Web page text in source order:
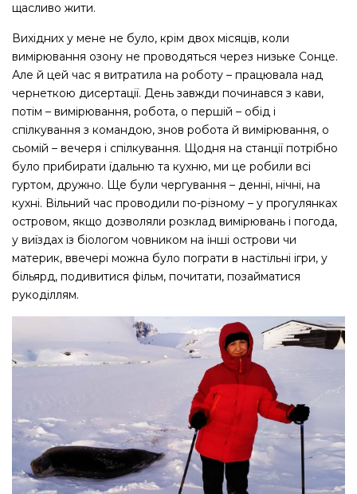
щасливо жити.
Вихідних у мене не було, крім двох місяців, коли
вимірювання озону не проводяться через низьке Сонце.
Але й цей час я витратила на роботу – працювала над
чернеткою дисертації. День завжди починався з кави,
потім – вимірювання, робота, о першій – обід і
спілкування з командою, знов робота й вимірювання, о
сьомій – вечеря і спілкування. Щодня на станції потрібно
було прибирати їдальню та кухню, ми це робили всі
гуртом, дружно. Ще були чергування – денні, нічні, на
кухні. Вільний час проводили по-різному – у прогулянках
островом, якщо дозволяли розклад вимірювань і погода,
у виїздах із біологом човником на інші острови чи
материк, ввечері можна було пограти в настільні ігри, у
більярд, подивитися фільм, почитати, позайматися
рукоділлям.